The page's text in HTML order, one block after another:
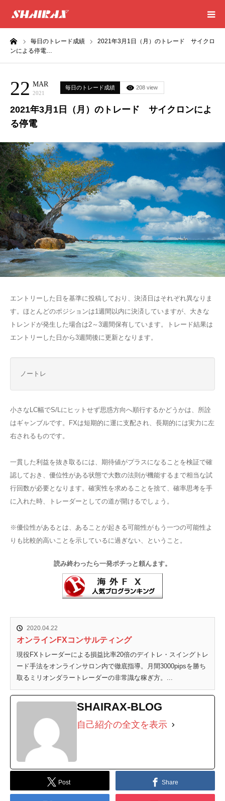
毎日のトレード成績
2021年3月1日（月）のトレード サイクロ
ンによる停電…
22 MAR
2021
毎日のトレード成績 208 view
2021年3月1日（月）のトレード サイクロンによ
る停電
エントリーした日を基準に投稿しており、決済日はそれぞれ異なりま
す。ほとんどのポジションは1週間以内に決済していますが、大きな
トレンドが発生した場合は2～3週間保有しています。トレード結果は
エントリーした日から3週間後に更新となります。
ノートレ
小さなLC幅でS/Lにヒットせず思惑方向へ順行するかどうかは、所詮
はギャンブルです。FXは短期的に運に支配され、長期的には実力に左
右されるものです。
一貫した利益を抜き取るには、期待値がプラスになることを検証で確
認しておき、優位性がある状態で大数の法則が機能するまで相当な試
行回数が必要となります。確実性を求めることを捨て、確率思考を手
に入れた時、トレーダーとしての道が開けるでしょう。
※優位性があるとは、あることが起きる可能性がもう一つの可能性よ
りも比較的高いことを示しているに過ぎない、ということ。
読み終わったら一発ポチっと頼んます。
2020.04.22
オンラインFXコンサルティング
現役FXトレーダーによる損益比率20倍のデイトレ・スイングトレ
ード手法をオンラインサロン内で徹底指導。月間3000pipsを勝ち
取るミリオンダラートレーダーの非常識な稼ぎ方。...
SHAIRAX-BLOG
自己紹介の全文を表示
Post Share
HOME
CONSULTING
EXCEL SHEET
NEWS
CONTACT